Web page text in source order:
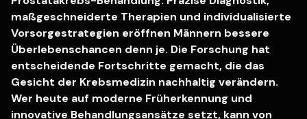
maßgeschneiderte Therapien und individualisierte
Vorsorgestrategien eröffnen Männern bessere
Überlebenschancen denn je. Die Forschung hat
entscheidende Fortschritte gemacht, die das
Gesicht der Krebsmedizin nachhaltig verändern.
Wer heute auf moderne Früherkennung und
innovative Behandlungsansätze setzt, kann von